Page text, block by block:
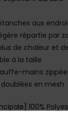
aux
répartie par
de chaleur et
à la taille
mains
en mesh
100%